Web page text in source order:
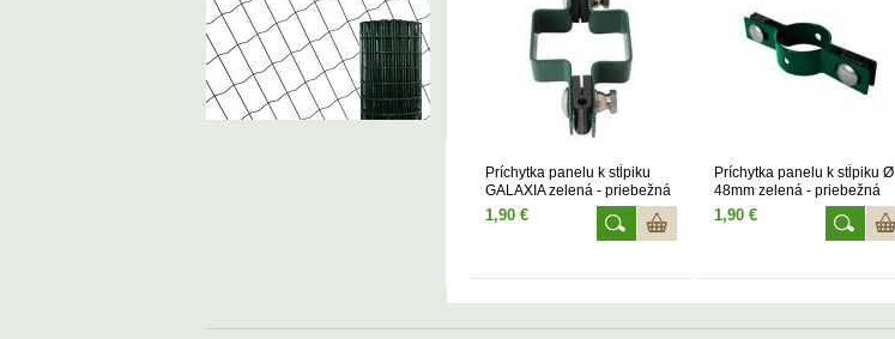
Príchytka panelu k stĺpiku
GALAXIA zelená - priebežná
1,90 €
Príchytka panelu k stĺpiku Ø
48mm zelená - priebežná
1,90 €